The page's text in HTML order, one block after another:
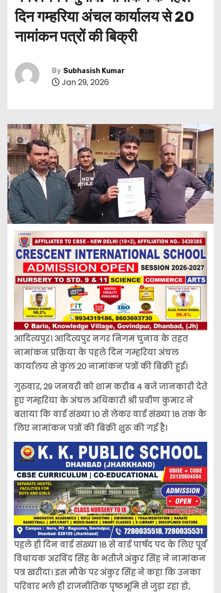
दिन गम्हरिया अंचल कार्यालय से 20
नामांकन पत्रों की बिक्री
By Subhasish Kumar
Jan 29, 2026
आदित्यपुर। आदित्यपुर नगर निगम चुनाव के तहत
नामांकन प्रक्रिया के पहले दिन गम्हरिया अंचल
कार्यालय से कुल 20 नामांकन पत्रों की बिक्री हुई।
गुरुवार, 29 जनवरी को शाम करीब 4 बजे जानकारी देते
हुए गम्हरिया के अंचल अधिकारी श्री प्रवीण कुमार ने
बताया कि वार्ड संख्या 10 से लेकर वार्ड संख्या 18 तक के
लिए नामांकन पत्रों की बिक्री शुरू की गई है।
पहले ही दिन वार्ड संख्या 18 से वार्ड पार्षद पद के लिए पूर्व
विधायक अरविंद सिंह के भतीजे अंकुर सिंह ने नामांकन
पत्र खरीदा। इस मौके पर अंकुर सिंह ने कहा कि उनका
परिवार भले ही राजनीतिक पृष्ठभूमि से जुड़ा रहा हो,